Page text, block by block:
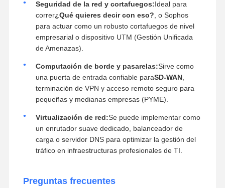
Seguridad de la red y cortafuegos:Ideal para
correr¿Qué quieres decir con eso? , o Sophos
para actuar como un robusto cortafuegos de nivel
empresarial o dispositivo UTM (Gestión Unificada
de Amenazas).
Computación de borde y pasarelas:Sirve como
una puerta de entrada confiable paraSD-WAN,
terminación de VPN y acceso remoto seguro para
pequeñas y medianas empresas (PYME).
Virtualización de red:Se puede implementar como
un enrutador suave dedicado, balanceador de
carga o servidor DNS para optimizar la gestión del
tráfico en infraestructuras profesionales de TI.
Preguntas frecuentes